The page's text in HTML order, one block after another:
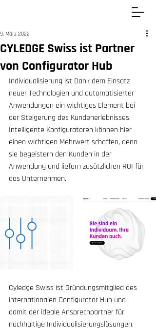
CYLEDGE Swiss ist Partner
von Configurator Hub
9. März 2022
Individualisierung ist Dank dem Einsatz
neuer Technologien und automatisierter
Anwendungen ein wichtiges Element bei
der Steigerung des Kundenerlebnisses.
Intelligente Konfiguratoren können hier
einen wichtigen Mehrwert schaffen, denn
sie begeistern den Kunden in der
Anwendung und liefern zusätzlichen ROI für
das Unternehmen.
Cyledge Swiss ist Gründungsmitglied des
internationalen Configurator Hub und
damit der ideale Ansprechpartner für
nachhaltige Individualisierungslösungen.